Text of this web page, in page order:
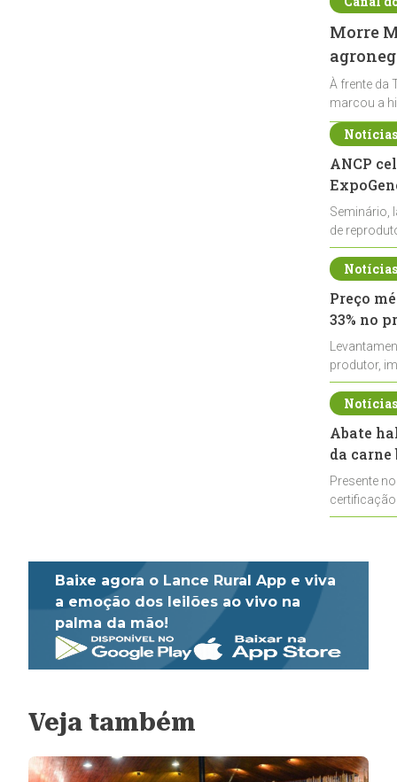
Morre
À frente da
marcou a
ANCP
Seminário,
de
durante a
Preço
33% no
produtor,
de leite cru
Abate
da
Presente
Baixe agora o Lance Rural App e viva
a emoção dos leilões ao vivo na
palma da mão!
Veja também